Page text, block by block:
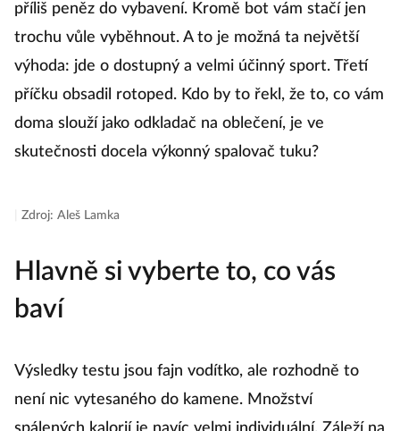
příliš peněz do vybavení. Kromě bot vám stačí jen
trochu vůle vyběhnout. A to je možná ta největší
výhoda: jde o dostupný a velmi účinný sport. Třetí
příčku obsadil rotoped. Kdo by to řekl, že to, co vám
doma slouží jako odkladač na oblečení, je ve
skutečnosti docela výkonný spalovač tuku?
Zdroj: Aleš Lamka
Hlavně si vyberte to, co vás
baví
Výsledky testu jsou fajn vodítko, ale rozhodně to
není nic vytesaného do kamene. Množství